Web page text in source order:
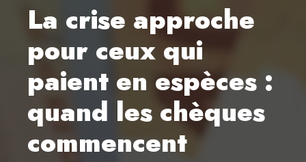
La crise approche
pour ceux qui
paient en espèces :
quand les chèques
commencent